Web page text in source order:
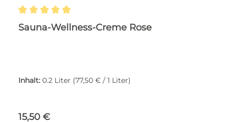
Durchschnittliche Bewertung von 5 von 5
Sauna-Wellness-Creme Rose
Inhalt: 0.2 Liter (77,50 € / 1 Liter)
Regulärer Preis:
15,50 €